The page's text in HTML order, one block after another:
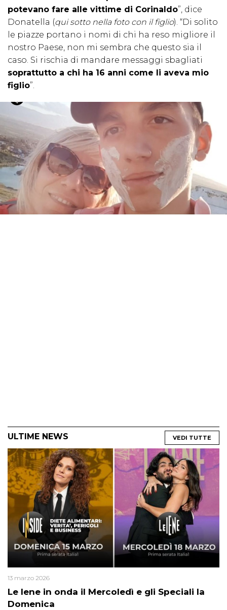
potevano fare alle vittime di Corinaldo”, dice
Donatella (qui sotto nella foto con il figlio). “Di solito
le piazze portano i nomi di chi ha reso migliore il
nostro Paese, non mi sembra che questo sia il
caso. Si rischia di mandare messaggi sbagliati
soprattutto a chi ha 16 anni come li aveva mio
figlio”.
ULTIME NEWS VEDI TUTTE
Le Iene in onda il Mercoledì e gli Speciali la
Domenica
13 marzo 2026